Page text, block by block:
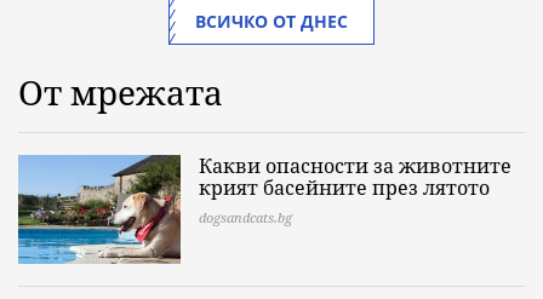
ВСИЧКО ОТ ДНЕС
От мрежата
Какви опасности за животните
крият басейните през лятото
dogsandcats.bg